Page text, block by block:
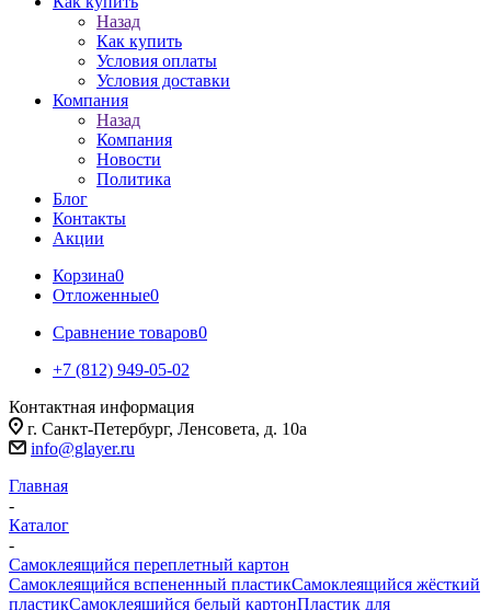
Назад
Как купить
Условия оплаты
Условия доставки
Компания
Назад
Компания
Новости
Политика
Блог
Контакты
Акции
Корзина0
Отложенные0
Сравнение товаров0
+7 (812) 949-05-02
Контактная информация
г. Санкт-Петербург, Ленсовета, д. 10а
info@glayer.ru
Главная
-
Каталог
-
Самоклеящийся переплетный картон
Самоклеящийся вспененный пластикСамоклеящийся жёсткий
пластикСамоклеящийся белый картонПластик для